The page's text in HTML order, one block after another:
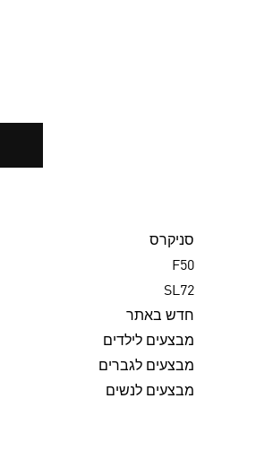
סניקרס
F50
SL72
חדש באתר
מבצעים לילדים
מבצעים לגברים
מבצעים לנשים